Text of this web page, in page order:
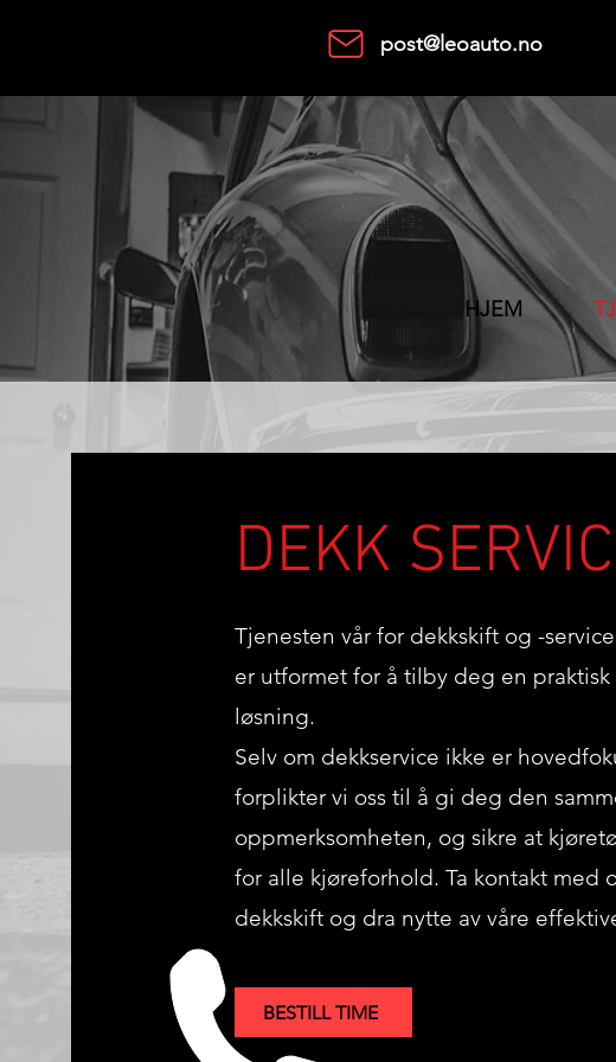
post@leoauto.no
HJEM
DEKK
Tjenesten vår for dekkskift og -
er utformet for å tilby deg en
løsning.
Selv om dekkservice ikke er
forplikter vi oss til å gi deg den
oppmerksomheten, og sikre at
for alle kjøreforhold. Ta kontakt med
dekkskift og dra nytte av våre
BESTILL TIME